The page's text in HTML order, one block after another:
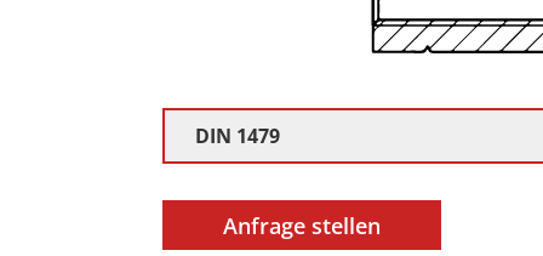
DIN 1479
Anfrage stellen